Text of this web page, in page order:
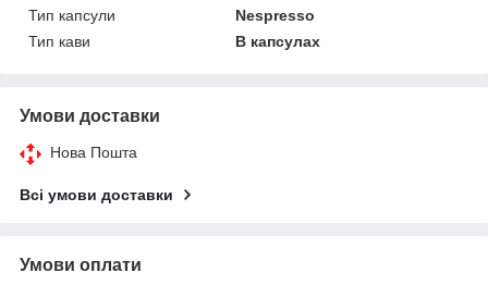
Тип капсули
Nespresso
Тип кави
В капсулах
Умови доставки
Нова Пошта
Всі умови доставки
Умови оплати